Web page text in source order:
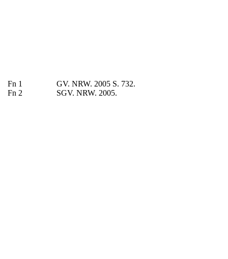
Fn 1
GV. NRW. 2005 S. 732.
Fn 2
SGV. NRW. 2005.